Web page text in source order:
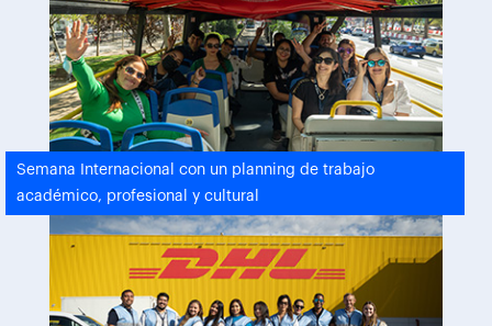
Semana Internacional con un planning de trabajo
académico, profesional y cultural